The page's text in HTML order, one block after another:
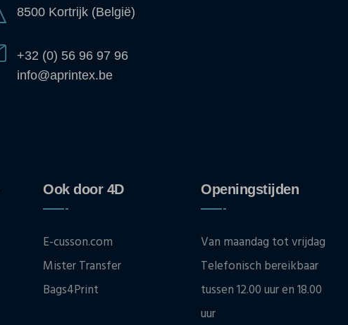
8500 Kortrijk (België)
+32 (0) 56 96 97 96
info@aprintex.be
Ook door 4D
E-cusson.com
Mister Transfer
Bags4Print
Openingstijden
Van maandag tot vrijdag
Telefonisch bereikbaar
tussen 12.00 uur en 18.00
uur